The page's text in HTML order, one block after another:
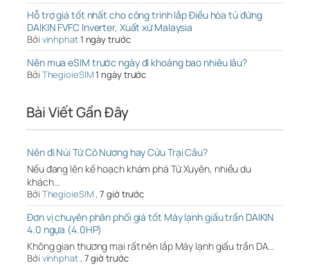
Hỗ trợ giá tốt nhất cho công trình lắp Điều hòa tủ đứng
DAIKIN FVFC Inverter, Xuất xứ Malaysia
Bởi vinhphat1 ngày trước
Nên mua eSIM trước ngày đi khoảng bao nhiêu lâu?
Bởi ThegioieSIM1 ngày trước
Bài Viết Gần Đây
Nên đi Núi Tứ Cô Nương hay Cửu Trại Câu?
Nếu đang lên kế hoạch khám phá Tứ Xuyên, nhiều du
khách…
Bởi ThegioieSIM,7 giờ trước
Đơn vị chuyên phân phối giá tốt Máy lạnh giấu trần DAIKIN
4.0 ngựa (4.0HP)
Không gian thương mại rất nên lắp Máy lạnh giấu trần DA…
Bởi vinhphat, 7 giờ trước